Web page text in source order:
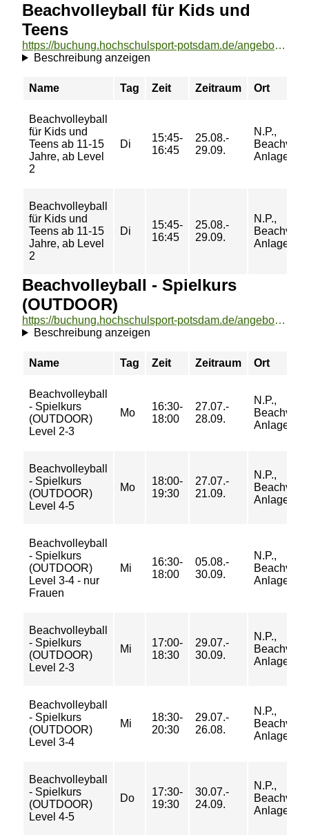
Beachvolleyball für Kids und
Teens
https://buchung.hochschulsport-potsdam.de/angebote/aktueller_zeitraum/_Beachvolleyball_fuer_Kids_und_Teens.html
Beschreibung anzeigen
Name Tag Zeit Zeitraum Ort
Beachvolleyball
für Kids und
Teens ab 11-15
Jahre, ab Level
2
Di
15:45-
16:45
25.08.-
29.09.
N.P.,
Anlage
Beachvolleyball
für Kids und
Teens ab 11-15
Jahre, ab Level
2
Di
15:45-
16:45
25.08.-
29.09.
N.P.,
Anlage
Beachvolleyball - Spielkurs
(OUTDOOR)
https://buchung.hochschulsport-potsdam.de/angebote/aktueller_zeitraum/_Beachvolleyball_-_Spielkurs__OUTDOOR_.html
Beschreibung anzeigen
Name Tag Zeit Zeitraum Ort
Beachvolleyball
- Spielkurs
(OUTDOOR)
Level 2-3
Mo
16:30-
18:00
27.07.-
28.09.
N.P.,
Anlage
Beachvolleyball
- Spielkurs
(OUTDOOR)
Level 4-5
Mo
18:00-
19:30
27.07.-
21.09.
N.P.,
Anlage
Beachvolleyball
- Spielkurs
(OUTDOOR)
Level 3-4 - nur
Frauen
Mi
16:30-
18:00
05.08.-
30.09.
N.P.,
Anlage
Beachvolleyball
- Spielkurs
(OUTDOOR)
Level 2-3
Mi
17:00-
18:30
29.07.-
30.09.
N.P.,
Anlage
Beachvolleyball
- Spielkurs
(OUTDOOR)
Level 3-4
Mi
18:30-
20:30
29.07.-
26.08.
N.P.,
Anlage
Beachvolleyball
- Spielkurs
(OUTDOOR)
Level 4-5
Do
17:30-
19:30
30.07.-
24.09.
N.P.,
Anlage